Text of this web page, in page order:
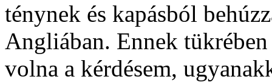
ténynek és kapásból
Angliában. Ennek
volna a kérdésem,